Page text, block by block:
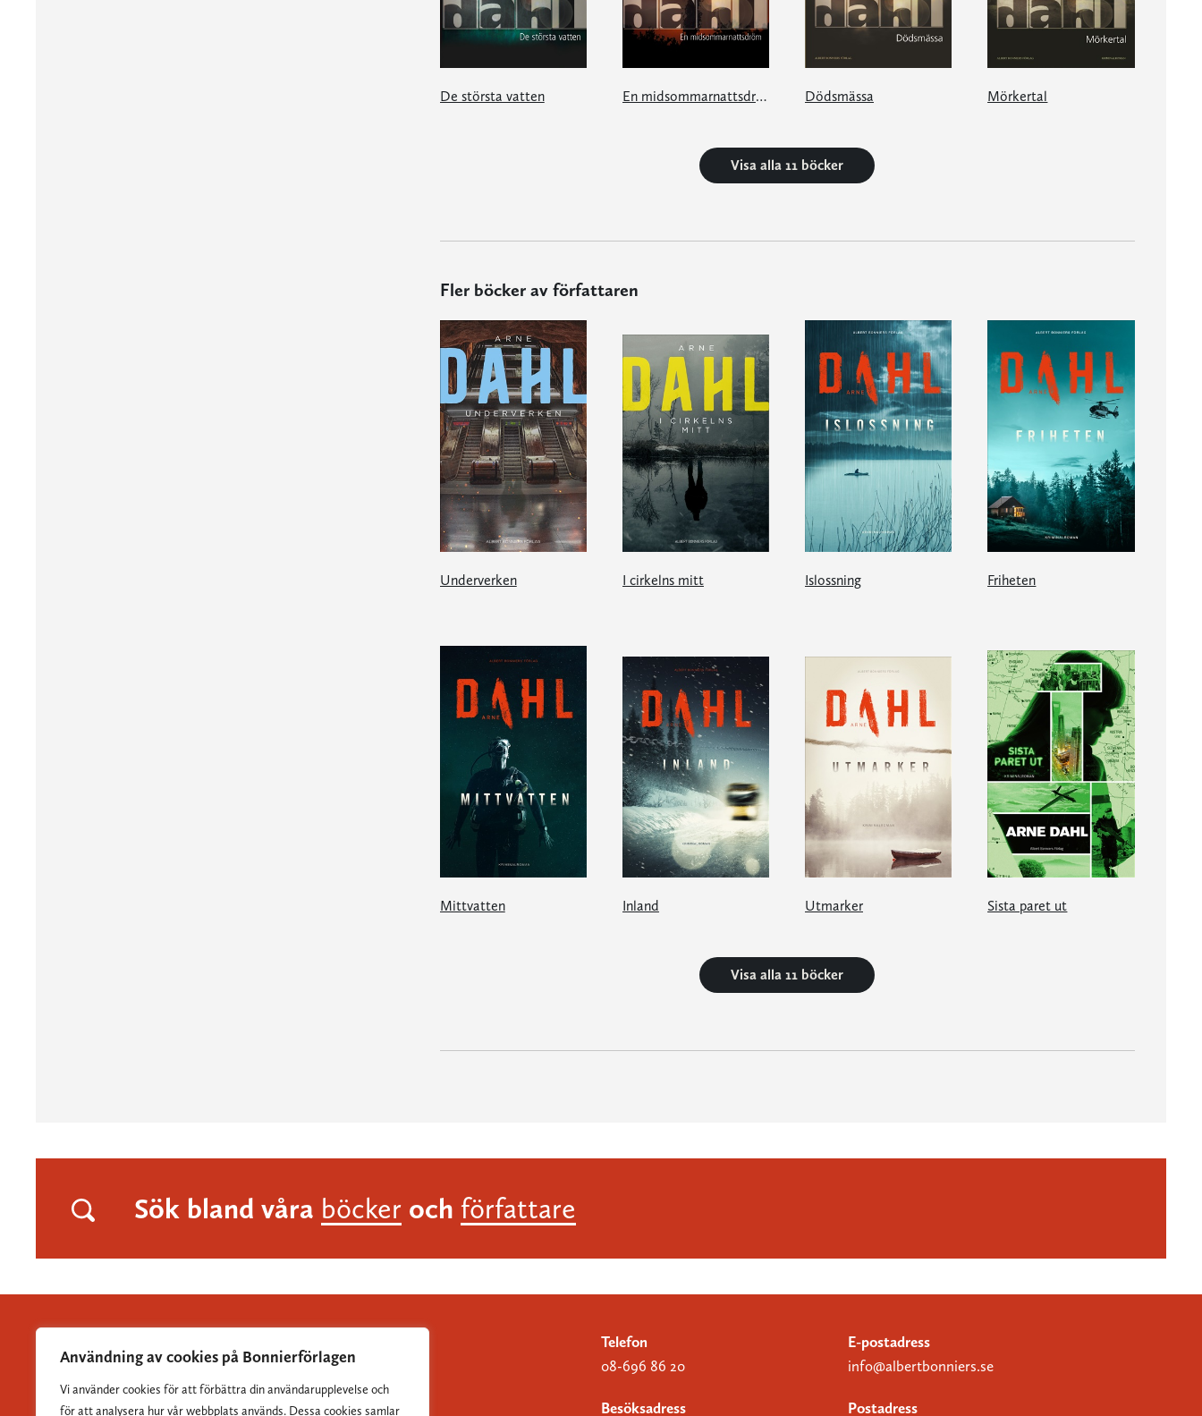
Användning av cookies på Bonnierförlagen
Vi använder cookies för att förbättra din användarupplevelse och
för att analysera hur vår webbplats används. Dessa cookies samlar
De största vatten En midsommarnattsdröm Dödsmässa Mörkertal
Visa alla 11 böcker
Fler böcker av författaren
Underverken I cirkelns mitt Islossning Friheten
Mittvatten Inland Utmarker Sista paret ut
Visa alla 11 böcker
Sök bland våra böcker och författare
Albert Bonniers Förlag grundades 1837 och är Sveriges
Telefon
08-696 86 20
E-postadress
info@albertbonniers.se
Besöksadress Postadress